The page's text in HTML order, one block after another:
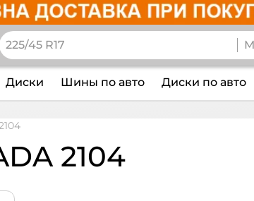
Диски Шины по авто Диски по авто
2104